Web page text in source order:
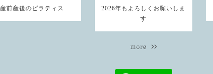
産前産後のピラティス
2026年もよろしくお願いしま
す
more